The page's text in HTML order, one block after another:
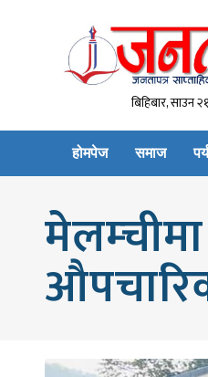
बिहिबार, साउन
होमपेज समाज